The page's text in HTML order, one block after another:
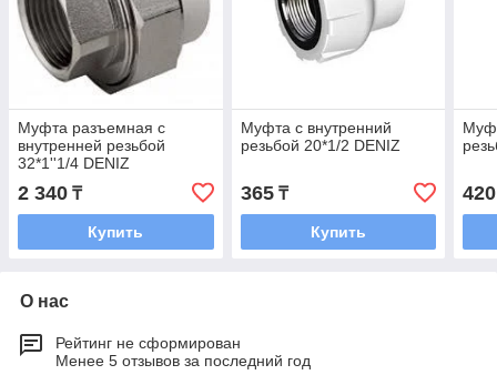
Муфта разъемная с
внутренней резьбой
32*1''1/4 DENIZ
2 340 ₸
Купить
Муфта с внутренний
резьбой 20*1/2 DENIZ
365₸
Купить
420
О нас
Рейтинг не сформирован
Менее 5 отзывов за последний год